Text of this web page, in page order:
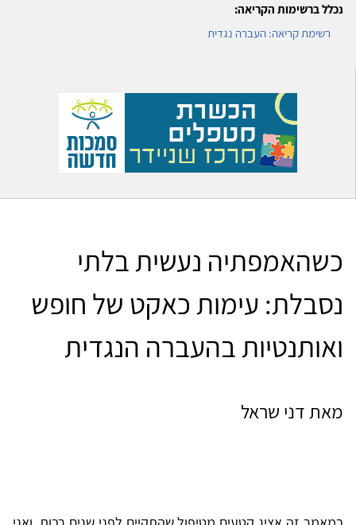
נכלל ברשימות הקריאה:
רשימת קריאה: העברה נגדית
כשהאמפתיה נעשית בלתי
נסבלת: עימות כאקט של חופש
ואותנטיות בהעברה הנגדית
מאת דני שראל